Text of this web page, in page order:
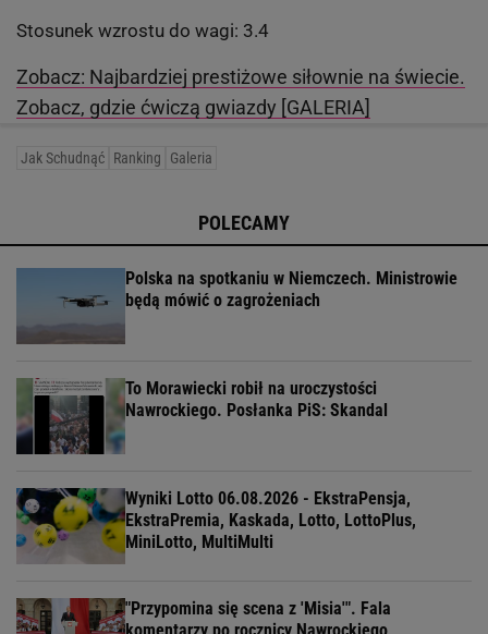
Stosunek wzrostu do wagi: 3.4
Zobacz: Najbardziej prestiżowe siłownie na świecie.
Zobacz, gdzie ćwiczą gwiazdy [GALERIA]
Jak Schudnąć Ranking Galeria
POLECAMY
Polska na spotkaniu w Niemczech. Ministrowie
będą mówić o zagrożeniach
To Morawiecki robił na uroczystości
Nawrockiego. Posłanka PiS: Skandal
Wyniki Lotto 06.08.2026 - EkstraPensja,
EkstraPremia, Kaskada, Lotto, LottoPlus,
MiniLotto, MultiMulti
"Przypomina się scena z 'Misia'". Fala